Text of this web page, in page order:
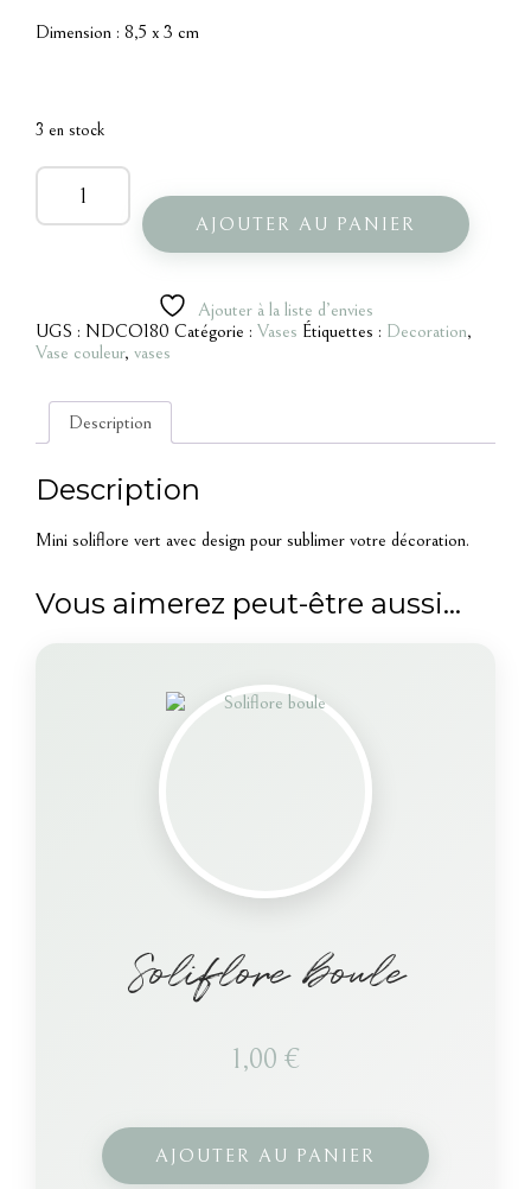
Dimension : 8,5 x 3 cm
3 en stock
quantité
Mini
AJOUTER AU PANIER
Ajouter à la liste d’envies
UGS : NDCO180 Catégorie : Vases Étiquettes : Decoration,
Vase couleur, vases
Description
Description
Mini soliflore vert avec design pour sublimer votre décoration.
Vous aimerez peut-être aussi…
Soliflore boule
1,00 €
AJOUTER AU PANIER